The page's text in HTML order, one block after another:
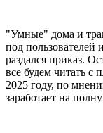
"Умные" дома и
под пользователей
раздался приказ.
все будем читать с
2025 году, по
заработает на